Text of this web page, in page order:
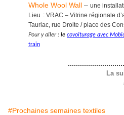
Whole Wool Wall – une
Lieu : VRAC – Vitrine régionale
Tauriac, rue Droite / place des
Pour y aller : le covoiturage avec
train
La
#Prochaines semaines textiles